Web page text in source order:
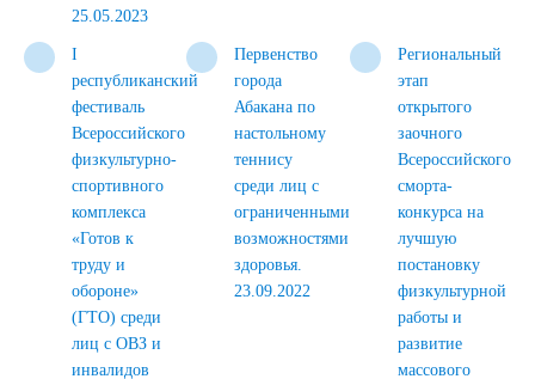
25.05.2023
I
республиканский
фестиваль
Всероссийского
физкультурно-
спортивного
комплекса
«Готов к
труду и
обороне»
(ГТО) среди
лиц с ОВЗ и
инвалидов
Первенство
города
Абакана по
настольному
теннису
среди лиц с
ограниченными
возможностями
здоровья.
23.09.2022
Региональный
этап
открытого
заочного
Всероссийского
сморта-
конкурса на
лучшую
постановку
физкультурной
работы и
развитие
массового